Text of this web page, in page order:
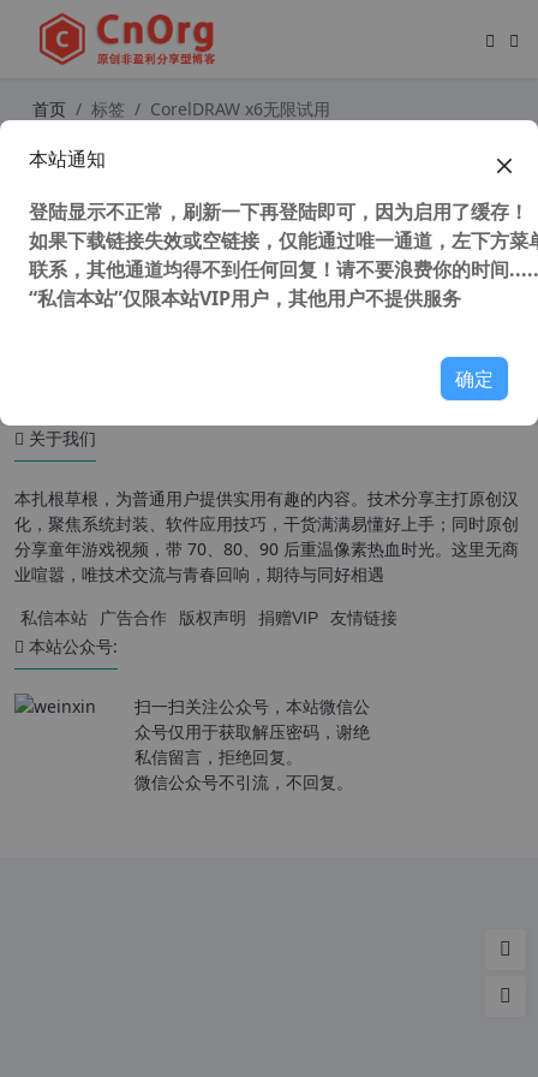
首页 标签 CorelDRAW x6无限试用
本）
关于我们
本扎根草根，为普通用户提供实用有趣的内容。技术分享主打原创汉
化，聚焦系统封装、软件应用技巧，干货满满易懂好上手；同时原创
分享童年游戏视频，带 70、80、90 后重温像素热血时光。这里无商
业喧嚣，唯技术交流与青春回响，期待与同好相遇
私信本站 广告合作 版权声明 捐赠VIP 友情链接
本站公众号:
扫一扫关注公众号，本站微信公
众号仅用于获取解压密码，谢绝
私信留言，拒绝回复。
微信公众号不引流，不回复。
本站通知
登陆显示不正常，刷新一下再登陆即可，因为启用了缓存！
如果下载链接失效或空链接，仅能通过唯一通道，左下方菜
联系，其他通道均得不到任何回复！请不要浪费你的时间
“私信本站”仅限本站VIP用户，其他用户不提供服务
确定